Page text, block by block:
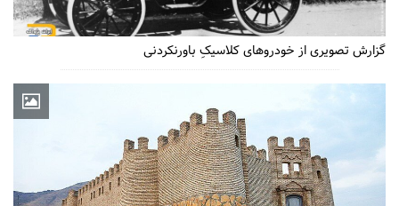
گزارش تصویری از خودروهای کلاسیکِ باورنکردنی